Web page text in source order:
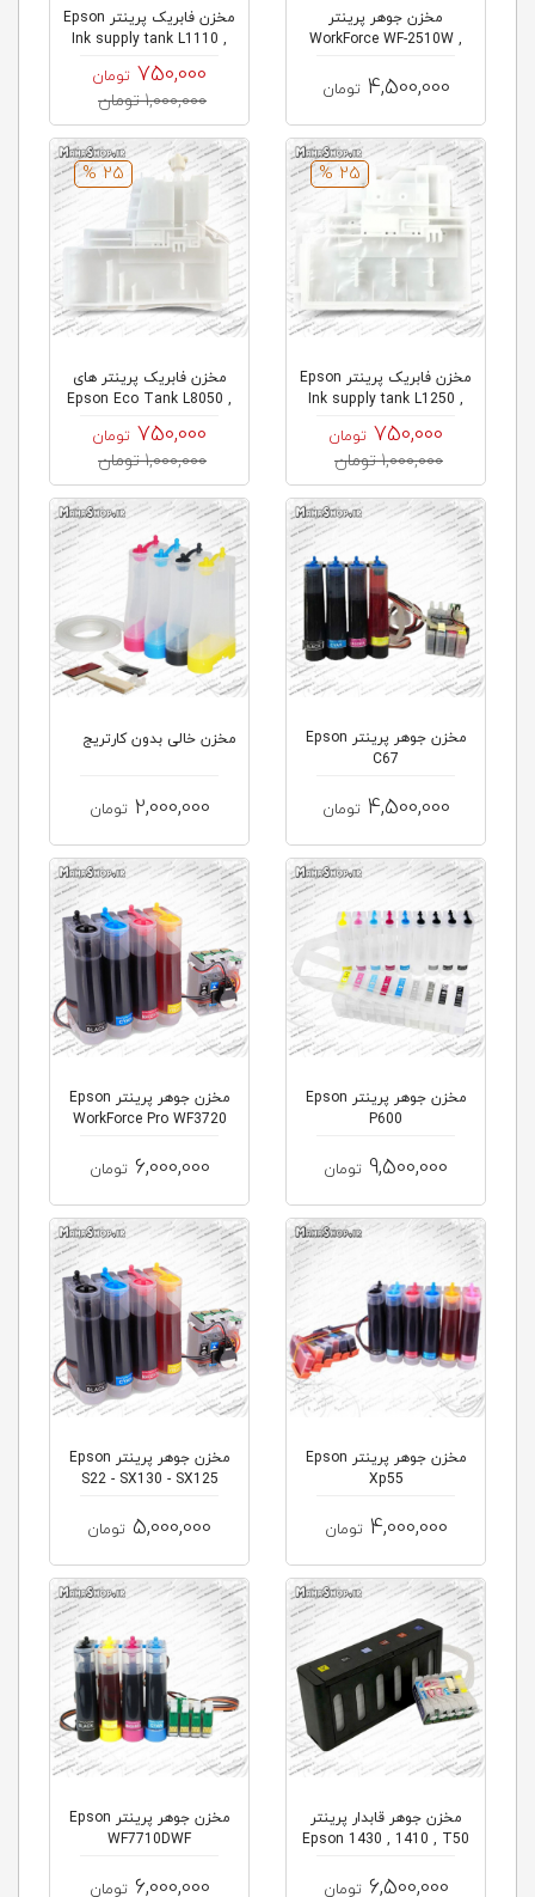
مخزن جوهر پرینتر
WorkForce WF-2510W ,
4,500,000 تومان
مخزن فابریک پرینتر Epson
Ink supply tank L1110 ,
L...
750,000 تومان
1,000,000 تومان
25 %
مخزن فابریک پرینتر Epson
Ink supply tank L1250 ,
L...
750,000 تومان
1,000,000 تومان
25 %
مخزن فابریک پرینتر های
Epson Eco Tank L8050 ,
L180...
750,000 تومان
1,000,000 تومان
مخزن جوهر پرینتر Epson
C67
4,500,000 تومان
مخزن خالی بدون کارتریج
2,000,000 تومان
مخزن جوهر پرینتر Epson
P600
9,500,000 تومان
مخزن جوهر پرینتر Epson
WorkForce Pro WF3720
6,000,000 تومان
مخزن جوهر پرینتر Epson
Xp55
4,000,000 تومان
مخزن جوهر پرینتر Epson
S22 - SX130 - SX125
5,000,000 تومان
مخزن جوهر قابدار پرینتر
Epson 1430 , 1410 , T50
6,500,000 تومان
مخزن جوهر پرینتر Epson
WF7710DWF
6,000,000 تومان